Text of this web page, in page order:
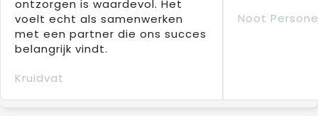
ontzorgen is waardevol. Het
voelt echt als samenwerken
met een partner die ons succes
belangrijk vindt.
Kruidvat
Noot